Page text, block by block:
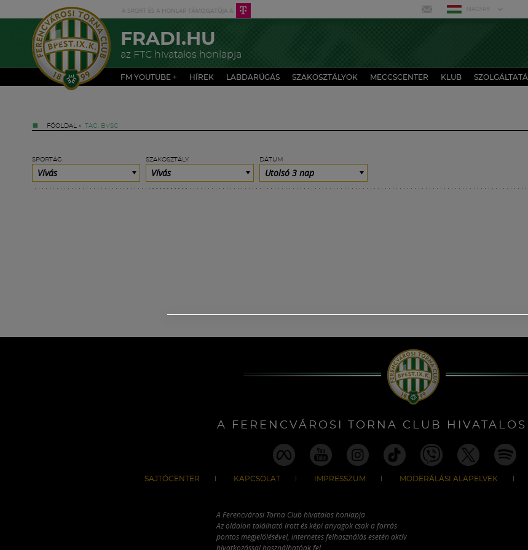
MAGYAR
FRADI.HU
az FTC hivatalos honlapja
FM YOUTUBE + HÍREK LABDARÚGÁS SZAKOSZTÁLYOK MECCSCENTER KLUB
FŐOLDAL » TAG: BVSC
SPORTÁG
Vívás
SZAKOSZTÁLY
Vívás
DÁTUM
Utolsó 3 nap
A FERENCVÁROSI TORNA CLUB
SAJTÓCENTER KAPCSOLAT IMPRESSZUM MODERÁLÁSI ALAPELVEK
A Ferencvárosi Torna Club hivatalos honlapja
Az oldalon található írott és képi anyagok csak a forrás
pontos megjelölésével, internetes felhasználás esetén aktív
hivatkozással használhatóak fel.